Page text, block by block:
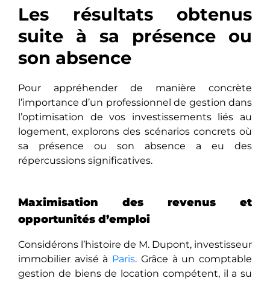
Les résultats obtenus
suite à sa présence ou
son absence
Pour appréhender de manière concrète
l’importance d’un professionnel de gestion dans
l’optimisation de vos investissements liés au
logement, explorons des scénarios concrets où
sa présence ou son absence a eu des
répercussions significatives.
Maximisation des revenus et
opportunités d’emploi
Considérons l’histoire de M. Dupont, investisseur
immobilier avisé à Paris. Grâce à un comptable
gestion de biens de location compétent, il a su